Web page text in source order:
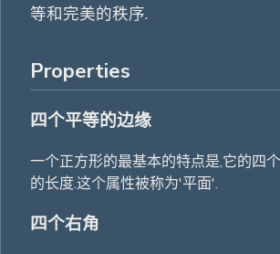
等和完美的秩序.
Properties
四个平等的边缘
一个正方形的最基本的特点是,它的四
的长度.这个属性被称为'平面'.
四个右角